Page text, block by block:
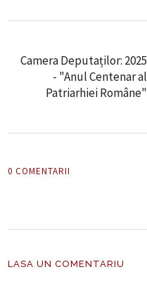
Camera Deputaților: 2025
- "Anul Centenar al
Patriarhiei Române"
0 COMENTARII
LASA UN COMENTARIU